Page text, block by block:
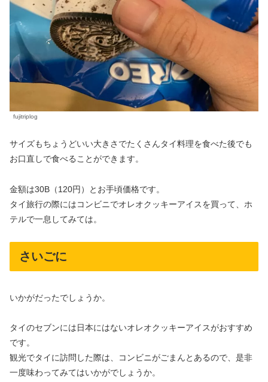
fujitriplog
サイズもちょうどいい大きさでたくさんタイ料理を食べた後でも
お口直しで食べることができます。
金額は30B（120円）とお手頃価格です。
タイ旅行の際にはコンビニでオレオクッキーアイスを買って、ホ
テルで一息してみては。
さいごに
いかがだったでしょうか。
タイのセブンには日本にはないオレオクッキーアイスがおすすめ
です。
観光でタイに訪問した際は、コンビニがごまんとあるので、是非
一度味わってみてはいかがでしょうか。